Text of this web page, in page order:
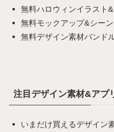
無料ハロウィンイラスト
無料モックアップ&シー
無料デザイン素材バンド
注目デザイン素材&アプ
いまだけ買えるデザイン